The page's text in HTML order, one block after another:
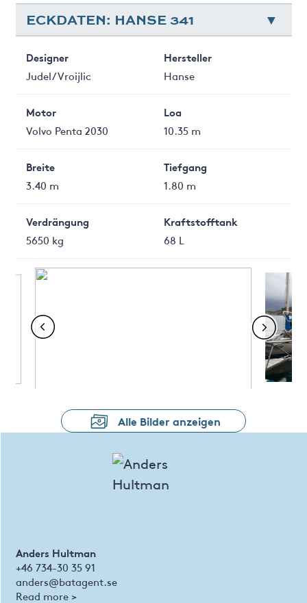
ECKDATEN: HANSE 341
Designer
Judel/Vroijlic
Hersteller
Hanse
Motor
Volvo Penta 2030
Loa
10.35 m
Breite
3.40 m
Tiefgang
1.80 m
Verdrängung
5650 kg
Kraftstofftank
68 L
Alle Bilder anzeigen
Anders Hultman
+46 734-30 35 91
anders@batagent.se
Read more >